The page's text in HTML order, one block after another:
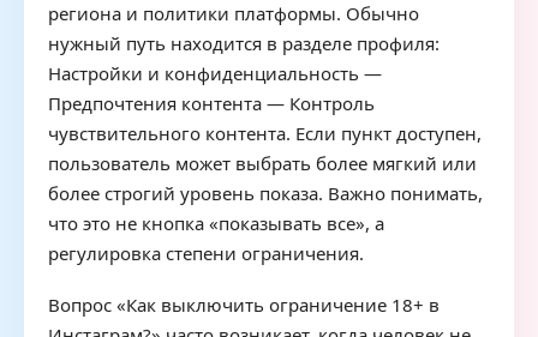
региона и политики платформы. Обычно
нужный путь находится в разделе профиля:
Настройки и конфиденциальность —
Предпочтения контента — Контроль
чувствительного контента. Если пункт доступен,
пользователь может выбрать более мягкий или
более строгий уровень показа. Важно понимать,
что это не кнопка «показывать все», а
регулировка степени ограничения.
Вопрос «Как выключить ограничение 18+ в